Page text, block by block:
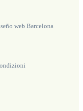
web Barcelona